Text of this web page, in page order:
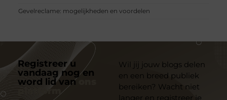
Gevelreclame: mogelijkheden en voordelen
Registreer u
vandaag nog en
word lid van
platform
Wil jij jouw blogs delen
en een breed publiek
bereiken? Wacht niet
langer en registreer je